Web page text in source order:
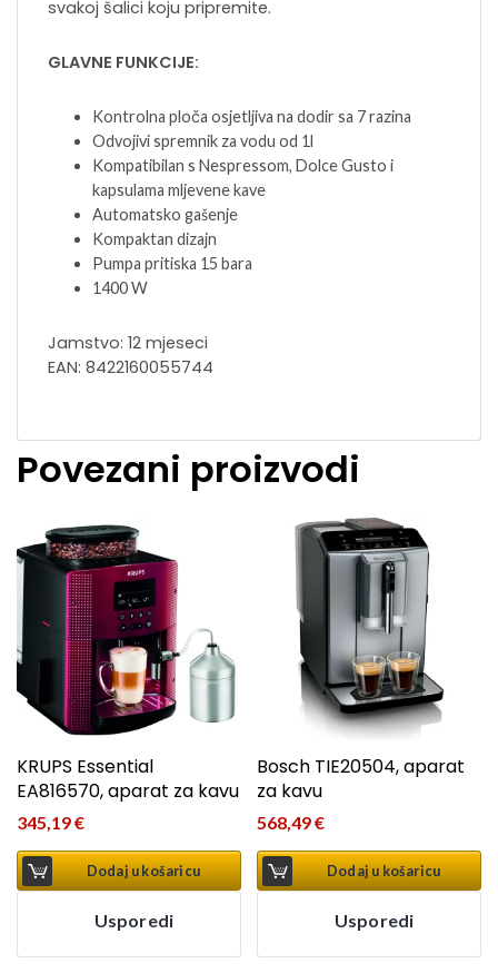
svakoj šalici koju pripremite.
GLAVNE FUNKCIJE:
Kontrolna ploča osjetljiva na dodir sa 7 razina
Odvojivi spremnik za vodu od 1l
Kompatibilan s Nespressom, Dolce Gusto i
kapsulama mljevene kave
Automatsko gašenje
Kompaktan dizajn
Pumpa pritiska 15 bara
1400 W
Jamstvo: 12 mjeseci
EAN: 8422160055744
Povezani proizvodi
KRUPS Essential
EA816570, aparat za kavu
345,19€
Dodaj u košaricu
Usporedi
Bosch TIE20504, aparat
za kavu
568,49€
Dodaj u košaricu
Usporedi